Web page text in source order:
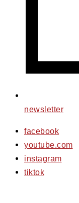
newsletter
facebook
youtube.com
instagram
tiktok